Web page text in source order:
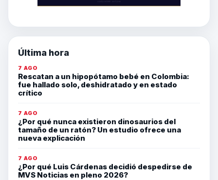
Última hora
7 AGO
Rescatan a un hipopótamo bebé en Colombia:
fue hallado solo, deshidratado y en estado
crítico
7 AGO
¿Por qué nunca existieron dinosaurios del
tamaño de un ratón? Un estudio ofrece una
nueva explicación
7 AGO
¿Por qué Luis Cárdenas decidió despedirse de
MVS Noticias en pleno 2026?